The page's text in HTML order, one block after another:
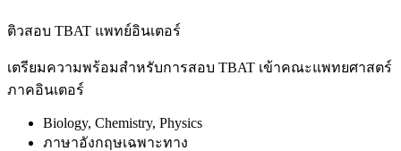
ติวสอบ TBAT แพทย์อินเตอร์
เตรียมความพร้อมสำหรับการสอบ TBAT เข้าคณะแพทยศาสตร์
ภาคอินเตอร์
Biology, Chemistry, Physics
ภาษาอังกฤษเฉพาะทาง